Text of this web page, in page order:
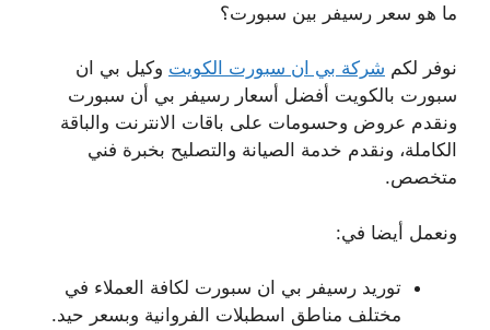
ما هو سعر رسيفر بين سبورت؟
نوفر لكم شركة بي ان سبورت الكويت وكيل بي ان
سبورت بالكويت أفضل أسعار رسيفر بي أن سبورت
ونقدم عروض وحسومات على باقات الانترنت والباقة
الكاملة، ونقدم خدمة الصيانة والتصليح بخبرة فني
متخصص.
ونعمل أيضا في:
توريد رسيفر بي ان سبورت لكافة العملاء في
مختلف مناطق اسطبلات الفروانية وبسعر حيد.